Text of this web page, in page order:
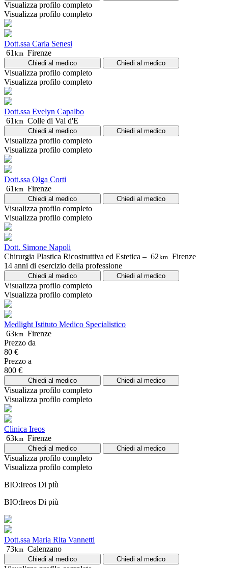
Visualizza profilo completo
Visualizza profilo completo
Dott.ssa Carla Senesi
61km Firenze
Chiedi al medico Chiedi al medico
Visualizza profilo completo
Visualizza profilo completo
Dott.ssa Evelyn Capalbo
61km Colle di Val d'E
Chiedi al medico Chiedi al medico
Visualizza profilo completo
Visualizza profilo completo
Dott.ssa Olga Corti
61km Firenze
Chiedi al medico Chiedi al medico
Visualizza profilo completo
Visualizza profilo completo
Dott. Simone Napoli
Chirurgia Plastica Ricostruttiva ed Estetica – 62km Firenze
14 anni di esercizio della professione
Chiedi al medico Chiedi al medico
Visualizza profilo completo
Visualizza profilo completo
Medlight Istituto Medico Specialistico
63km Firenze
Prezzo da
80 €
Prezzo a
800 €
Chiedi al medico Chiedi al medico
Visualizza profilo completo
Visualizza profilo completo
Clinica Ireos
63km Firenze
Chiedi al medico Chiedi al medico
Visualizza profilo completo
Visualizza profilo completo
BIO:Ireos Di più
BIO:Ireos Di più
Dott.ssa Maria Rita Vannetti
73km Calenzano
Chiedi al medico Chiedi al medico